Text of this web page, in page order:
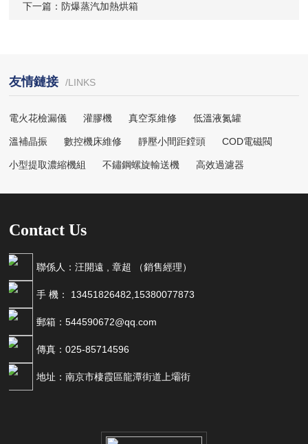
下一篇： 防爆蒸汽加熱烘箱
友情鏈接 /LINKS
電火花檢漏儀 灌膠機 真空泵維修 低溫液氮罐
溫補晶振 數控機床維修 靜壓小間距鏜頭 COD電磁閥
小型提取濃縮機組 不鏽鋼螺旋輸送機 高效過濾器
Contact Us
聯係人：汪開遠 , 章超 （銷售經理）
手 機： 13451826482,15380077873
郵箱：544590672@qq.com
傳真：025-85714596
地址：南京市棲霞區龍潭街道上壩街